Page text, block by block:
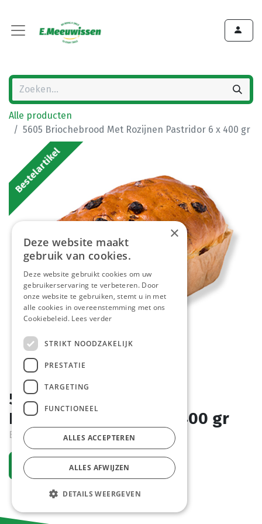
Alle producten
5605 Briochebrood Met Rozijnen Pastridor 6 x 400 gr
Bestelartikel
5605 Briochebrood Met
Rozijnen Pastridor 6 x 400 gr
Bestelartikel
Vraag een account aan
×
Deze website maakt
gebruik van cookies.
Deze website gebruikt cookies om uw
gebruikerservaring te verbeteren. Door
onze website te gebruiken, stemt u in met
alle cookies in overeenstemming met ons
Cookiebeleid. Lees verder
STRIKT NOODZAKELIJK
PRESTATIE
TARGETING
FUNCTIONEEL
ALLES ACCEPTEREN
ALLES AFWIJZEN
DETAILS WEERGEVEN